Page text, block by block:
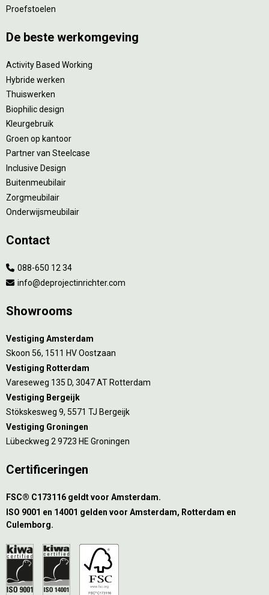
Proefstoelen
De beste werkomgeving
Activity Based Working
Hybride werken
Thuiswerken
Biophilic design
Kleurgebruik
Groen op kantoor
Partner van Steelcase
Inclusive Design
Buitenmeubilair
Zorgmeubilair
Onderwijsmeubilair
Contact
088-650 12 34
info@deprojectinrichter.com
Showrooms
Vestiging Amsterdam
Skoon 56, 1511 HV Oostzaan
Vestiging Rotterdam
Vareseweg 135 D, 3047 AT Rotterdam
Vestiging Bergeijk
Stökskesweg 9, 5571 TJ Bergeijk
Vestiging Groningen
Lübeckweg 2 9723 HE Groningen
Certificeringen
FSC® C173116 geldt voor Amsterdam.
ISO 9001 en 14001 gelden voor Amsterdam, Rotterdam en
Culemborg.